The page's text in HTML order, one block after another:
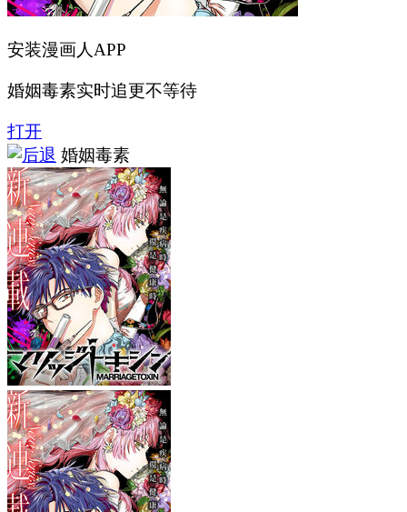
安装漫画人APP
婚姻毒素实时追更不等待
打开
婚姻毒素